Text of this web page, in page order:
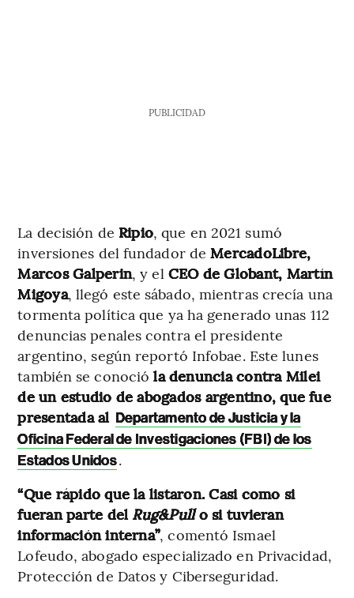
PUBLICIDAD
La decisión de Ripio, que en 2021 sumó
inversiones del fundador deMercadoLibre,
Marcos Galperin, y el CEO de Globant, Martín
Migoya, llegó este sábado, mientras crecía una
tormenta política que ya ha generado unas 112
denuncias penales contra el presidente
argentino, según reportó Infobae. Este lunes
también se conocióla denuncia contra Milei
de un estudio de abogados argentino, que fue
presentada al Departamento de Justicia y la
Oficina Federal de Investigaciones (FBI) de los
Estados Unidos.
“Que rápido que la listaron. Casi como si
fueran parte delRug&Pullo si tuvieran
información interna”, comentó Ismael
Lofeudo, abogado especializado en Privacidad,
Protección de Datos y Ciberseguridad.